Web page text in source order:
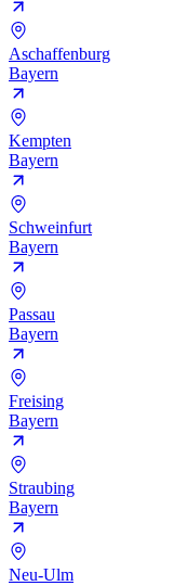
Aschaffenburg
Bayern
Kempten
Bayern
Schweinfurt
Bayern
Passau
Bayern
Freising
Bayern
Straubing
Bayern
Neu-Ulm